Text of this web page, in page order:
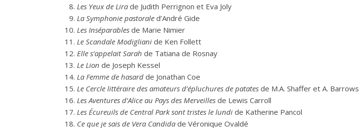
Les Yeux de Lira de Judith Perrignon et Eva Joly
La Symphonie pastorale d’André Gide
Les Inséparables de Marie Nimier
Le Scandale Modigliani de Ken Follett
Elle s’appelait Sarah de Tatiana de Rosnay
Le Lion de Joseph Kessel
La Femme de hasard de Jonathan Coe
Le Cercle littéraire des amateurs d’épluchures de patates de M.A. Shaffer et A. Barrows
Les Aventures d’Alice au Pays des Merveilles de Lewis Carroll
Les Écureuils de Central Park sont tristes le lundi de Katherine Pancol
Ce que je sais de Vera Candida de Véronique Ovaldé